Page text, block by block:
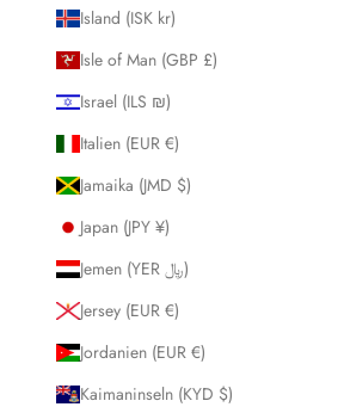
Island (ISK kr)
Isle of Man (GBP £)
Israel (ILS ₪)
Italien (EUR €)
Jamaika (JMD $)
Japan (JPY ¥)
Jemen (YER ﷼)
Jersey (EUR €)
Jordanien (EUR €)
Kaimaninseln (KYD $)